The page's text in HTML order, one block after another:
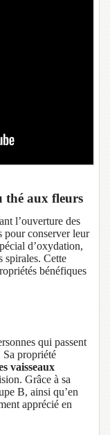
thé aux fleurs
l’ouverture des
pour conserver leur
d’oxydation,
spirales. Cette
bénéfiques
qui passent
Sa propriété
vaisseaux
Grâce à sa
B, ainsi qu’en
apprécié en